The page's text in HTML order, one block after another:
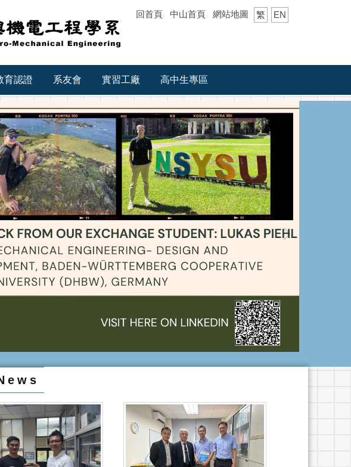
回首頁 中山首頁 網站地圖 繁 EN
育認證 系友會 實習工廠 高中生專區